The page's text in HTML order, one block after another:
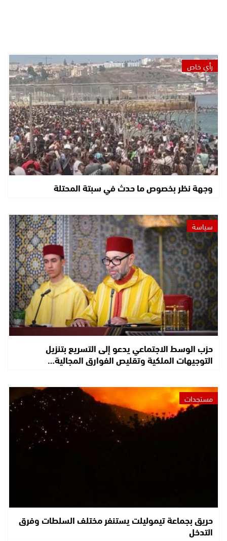
رأي خاص
وجهة نظر بخصوص ما حدث في سبتة المحتلة
سياسة
حزب الوسط الاجتماعي يدعو إلى التسريع بتنزيل
التوجيهات الملكية وتقليص الفوارق المجالية…
مستجدات
حريق بجماعة تيموليلت يستنفر مختلف السلطات وفرق
التدخل